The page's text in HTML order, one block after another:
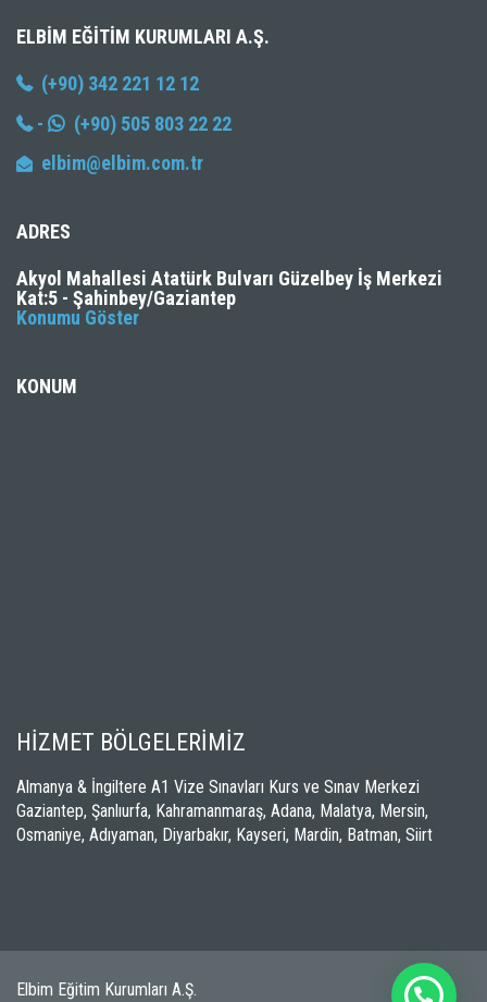
ELBIM EĞITIM KURUMLARI A.Ş.
(+90) 342 221 12 12
-
(+90) 505 803 22 22
elbim@elbim.com.tr
ADRES
Akyol Mahallesi Atatürk Bulvarı Güzelbey İş Merkezi
Kat:5 - Şahinbey/Gaziantep
Konumu Göster
KONUM
HİZMET BÖLGELERİMİZ
Almanya & İngiltere A1 Vize Sınavları Kurs ve Sınav Merkezi
Gaziantep, Şanlıurfa, Kahramanmaraş, Adana, Malatya, Mersin,
Osmaniye, Adıyaman, Diyarbakır, Kayseri, Mardin, Batman, Siirt
Elbim Eğitim Kurumları A.Ş.